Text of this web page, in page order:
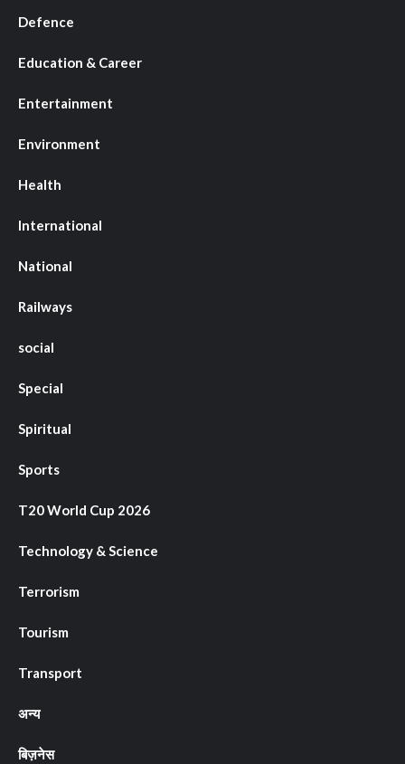
Defence
Education & Career
Entertainment
Environment
Health
International
National
Railways
social
Special
Spiritual
Sports
T20 World Cup 2026
Technology & Science
Terrorism
Tourism
Transport
अन्य
बिज़नेस